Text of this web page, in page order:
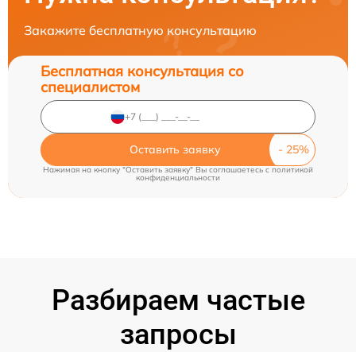
Закажите бесплатную консультацию
Бесплатная консультация со
специалистом
Оставить заявку
Нажимая на кнопку "Оставить заявку" Вы соглашаетесь cполитикой
конфиденциальности
Разбираем частые
запросы